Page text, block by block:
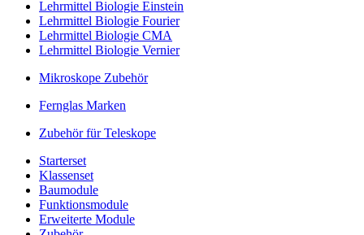
Lehrmittel Biologie Einstein
Lehrmittel Biologie Fourier
Lehrmittel Biologie CMA
Lehrmittel Biologie Vernier
Mikroskope Zubehör
Fernglas Marken
Zubehör für Teleskope
Starterset
Klassenset
Baumodule
Funktionsmodule
Erweiterte Module